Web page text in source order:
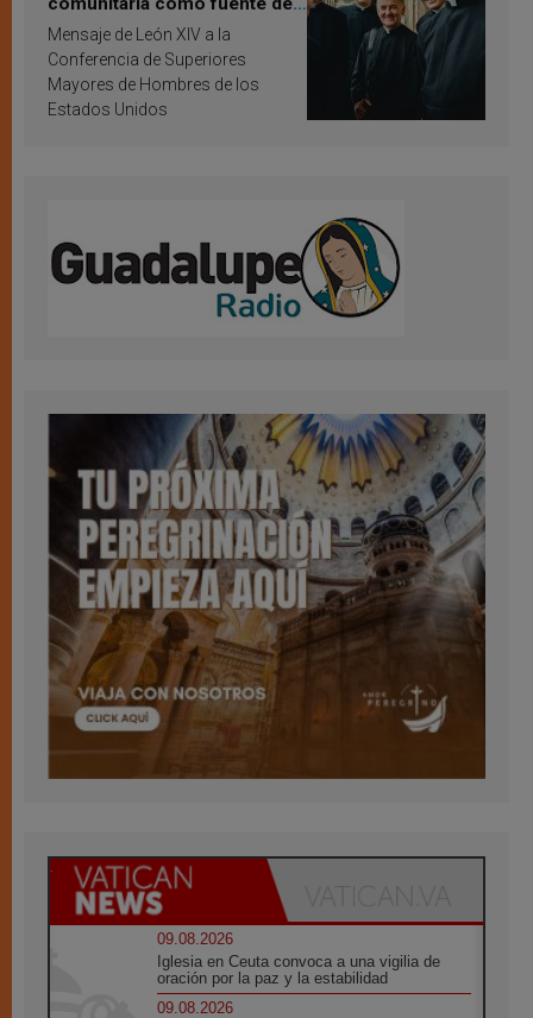
inspiración y santificación
Mensaje de León XIV a la
Conferencia de Superiores
Mayores de Hombres de los
Estados Unidos
09.08.2026
Iglesia en Ceuta convoca a una vigilia de
oración por la paz y la estabilidad
09.08.2026